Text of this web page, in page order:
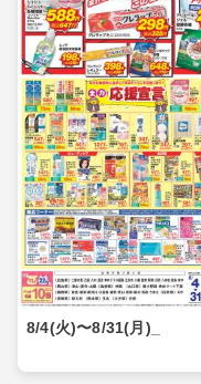
8/4(火)〜8/31(月)_